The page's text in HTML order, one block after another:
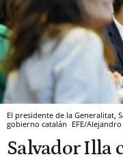
El presidente de la Generalitat,
gobierno catalán EFE/
Salvador Illa